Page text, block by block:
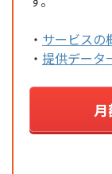
・ サービスの
・ 提供データ